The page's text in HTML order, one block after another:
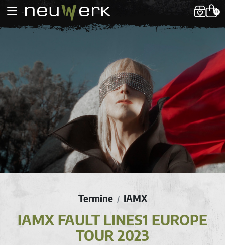
0
Termine / IAMX
IAMX FAULT LINES1 EUROPE
TOUR 2023